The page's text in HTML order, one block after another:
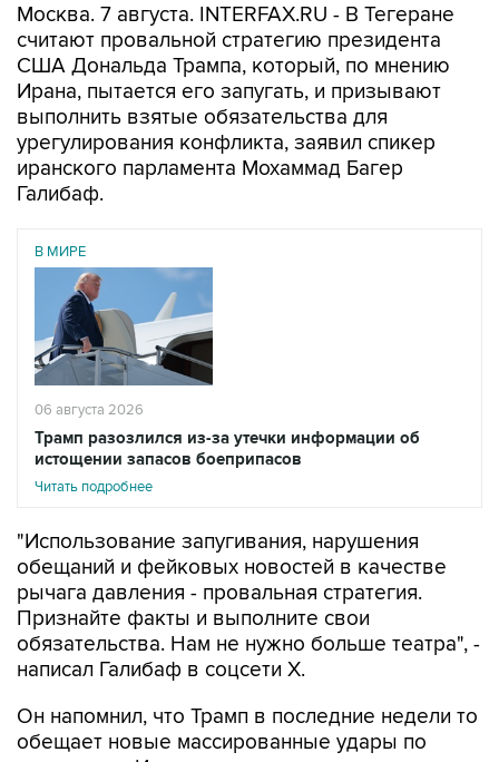
Москва. 7 августа. INTERFAX.RU - В Тегеране
считают провальной стратегию президента
США Дональда Трампа, который, по мнению
Ирана, пытается его запугать, и призывают
выполнить взятые обязательства для
урегулирования конфликта, заявил спикер
иранского парламента Мохаммад Багер
Галибаф.
В МИРЕ
06 августа 2026
Трамп разозлился из-за утечки информации об
истощении запасов боеприпасов
Читать подробнее
"Использование запугивания, нарушения
обещаний и фейковых новостей в качестве
рычага давления - провальная стратегия.
Признайте факты и выполните свои
обязательства. Нам не нужно больше театра", -
написал Галибаф в соцсети X.
Он напомнил, что Трамп в последние недели то
обещает новые массированные удары по